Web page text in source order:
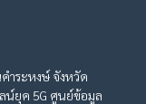
ำระหงษ์ จังหวัด
น์ยุค 5G ศูนย์ข้อมูล